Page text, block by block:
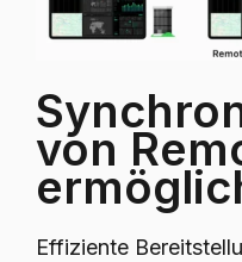
von
Effiziente